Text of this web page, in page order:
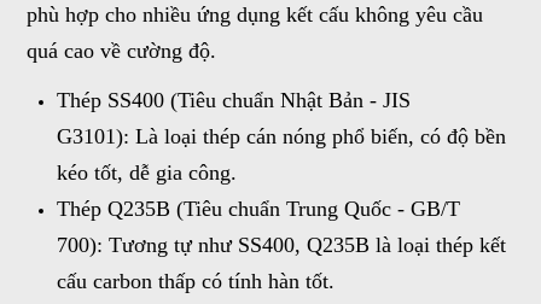
phù hợp cho nhiều ứng dụng kết cấu không yêu cầu
quá cao về cường độ.
Thép SS400 (Tiêu chuẩn Nhật Bản - JIS
G3101): Là loại thép cán nóng phổ biến, có độ bền
kéo tốt, dễ gia công.
Thép Q235B (Tiêu chuẩn Trung Quốc - GB/T
700): Tương tự như SS400, Q235B là loại thép kết
cấu carbon thấp có tính hàn tốt.